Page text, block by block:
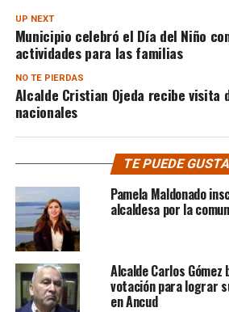
UP NEXT
Municipio celebró el Día del Niño
actividades para las familias
NO TE PIERDAS
Alcalde Cristian Ojeda recibe visita
nacionales
TE PUEDE
Pamela Maldonado
alcaldesa por la
Alcalde Carlos
votación para lograr
en Ancud